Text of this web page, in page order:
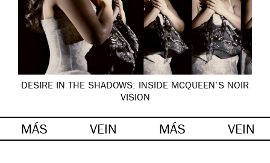
DESIRE IN THE SHADOWS: INSIDE MCQUEEN’S NOIR
VISION
MÁS VEIN MÁS VEIN